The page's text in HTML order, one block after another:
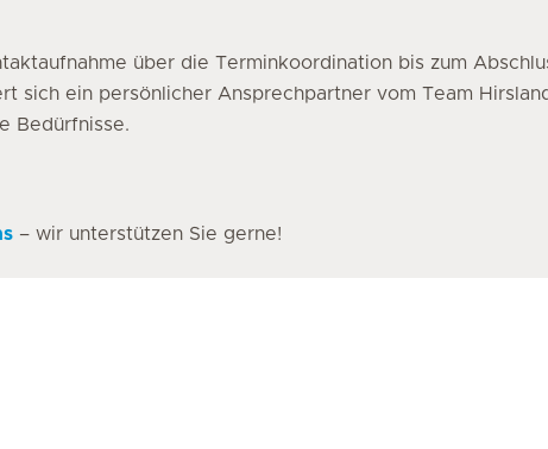
über die Terminkoordination bis zum
sich ein persönlicher Ansprechpartner vom Team
Bedürfnisse.
– wir unterstützen Sie gerne!